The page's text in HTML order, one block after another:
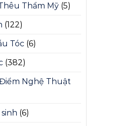
Thẩm Mỹ (5)
(122)
Tóc (6)
(382)
Nghệ Thuật
(6)